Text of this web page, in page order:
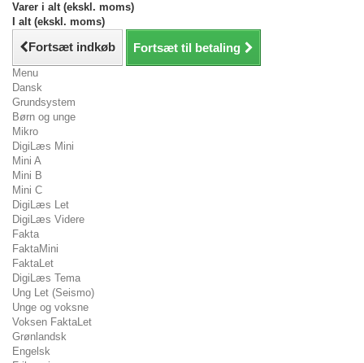
Varer i alt (ekskl. moms)
I alt (ekskl. moms)
Fortsæt indkøb Fortsæt til betaling
Menu
Dansk
Grundsystem
Børn og unge
Mikro
DigiLæs Mini
Mini A
Mini B
Mini C
DigiLæs Let
DigiLæs Videre
Fakta
FaktaMini
FaktaLet
DigiLæs Tema
Ung Let (Seismo)
Unge og voksne
Voksen FaktaLet
Grønlandsk
Engelsk